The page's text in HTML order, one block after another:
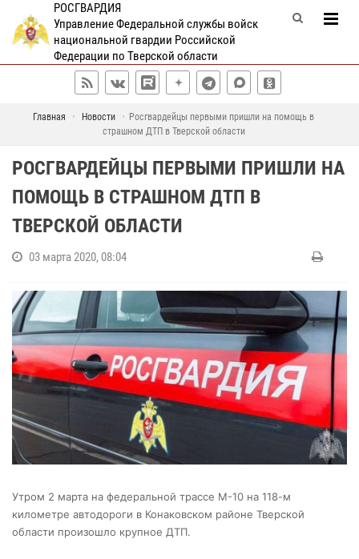
РОСГВАРДИЯ
Управление Федеральной службы войск
национальной гвардии Российской
Федерации по Тверской области
Главная Новости
Росгвардейцы первыми пришли на помощь в
страшном ДТП в Тверской области
РОСГВАРДЕЙЦЫ ПЕРВЫМИ ПРИШЛИ НА
ПОМОЩЬ В СТРАШНОМ ДТП В
ТВЕРСКОЙ ОБЛАСТИ
03 марта 2020, 08:04
Утром 2 марта на федеральной трассе М-10 на 118-м
километре автодороги в Конаковском районе Тверской
области произошло крупное ДТП.